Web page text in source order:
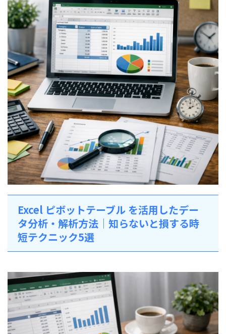
Excel ピボットテーブル を活用したデー
タ分析・解析方法｜知らないと損する時
短テクニック5選